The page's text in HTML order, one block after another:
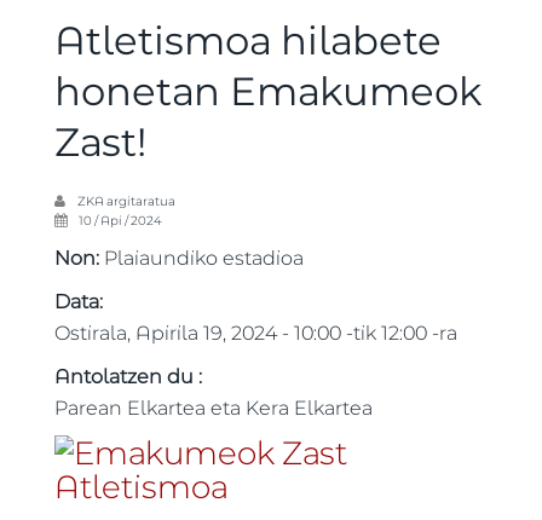
Atletismoa hilabete
honetan Emakumeok
Zast!
ZKA argitaratua
10 / Api / 2024
Non: Plaiaundiko estadioa
Data:
Ostirala, Apirila 19, 2024 - 10:00-tik12:00-ra
Antolatzen du :
Parean Elkartea eta Kera Elkartea